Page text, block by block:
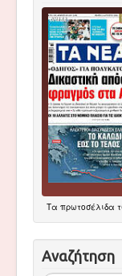
Τα πρωτοσέλιδα
Αναζήτηση